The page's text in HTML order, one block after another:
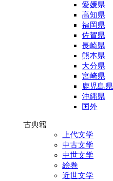
愛媛県
高知県
福岡県
佐賀県
長崎県
熊本県
大分県
宮崎県
鹿児島県
沖縄県
国外
古典籍
上代文学
中古文学
中世文学
絵巻
近世文学